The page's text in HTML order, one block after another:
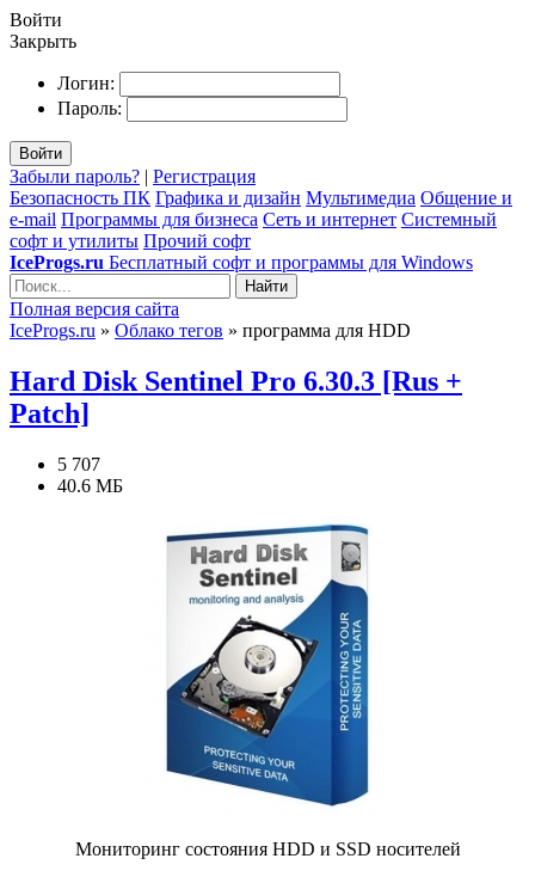
Войти
Закрыть
Логин:
Пароль:
Войти
Забыли пароль? | Регистрация
Безопасность ПК Графика и дизайн Мультимедиа Общение и
e-mail Программы для бизнеса Сеть и интернет Системный
софт и утилиты Прочий софт
IceProgs.ru Бесплатный софт и программы для Windows
Найти
Полная версия сайта
IceProgs.ru » Облако тегов » программа для HDD
Hard Disk Sentinel Pro 6.30.3 [Rus +
Patch]
5 707
40.6 МБ
Мониторинг состояния HDD и SSD носителей